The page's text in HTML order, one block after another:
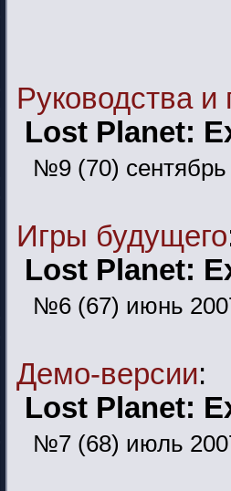
Руководства
Lost Planet:
№9 (70) сентябрь
Игры будущего
Lost Planet:
№6 (67) июнь
Демо-версии:
Lost Planet:
№7 (68) июль